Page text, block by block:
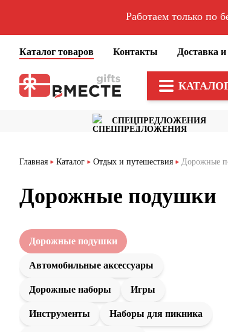
Работаем только по
Каталог товаров Контакты Доставка
СПЕЦПРЕДЛОЖЕНИЯ
Главная Каталог Отдых и путешествия Дорожные
Дорожные подушки
Автомобильные аксессуары
Дорожные наборы
Дорожные подушки
Игры
Инструменты Наборы для пикника